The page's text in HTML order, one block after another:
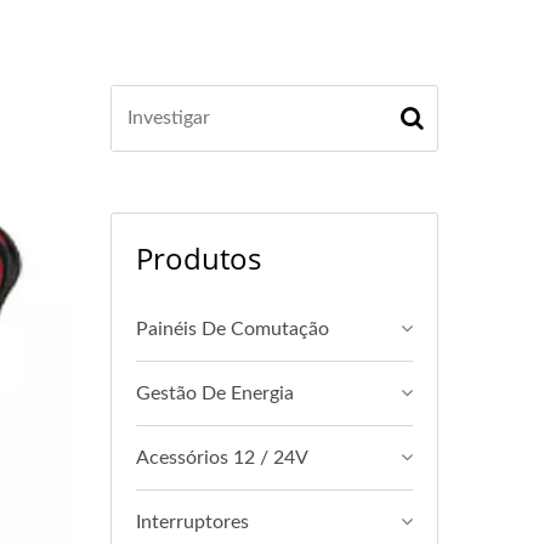
Produtos
Painéis De Comutação
Gestão De Energia
Acessórios 12 / 24V
Interruptores